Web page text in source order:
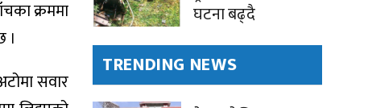
क्रममा
।
सवार
घटना बढ्दै
TRENDING NEWS